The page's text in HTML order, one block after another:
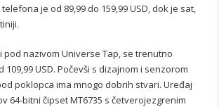
je od 89,99 do 159,99 USD, dok je sat,
pod nazivom Universe Tap, se trenutno
USD. Počevši s dizajnom i senzorom
poklopca ima mnogo dobrih stvari. Uređaj
64-bitni čipset MT6735 s četverojezgrenim